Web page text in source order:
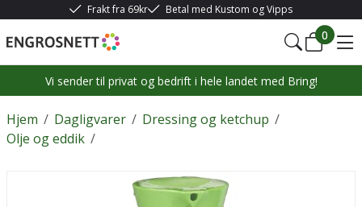
Frakt fra 69kr Betal med Kustom og Vipps
0
Vi sender til privat og bedrift i hele landet med Bring!
/
Hjem /
Dagligvarer /
Dressing og ketchup
/
Olje og eddik